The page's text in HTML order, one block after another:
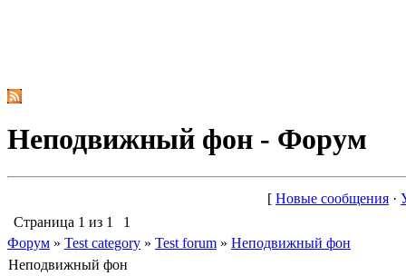
Неподвижный фон - Форум
[ Новые сообщения ·
Страница 1 из 1
1
Форум » Test category » Test forum » Неподвижный фон
Неподвижный фон